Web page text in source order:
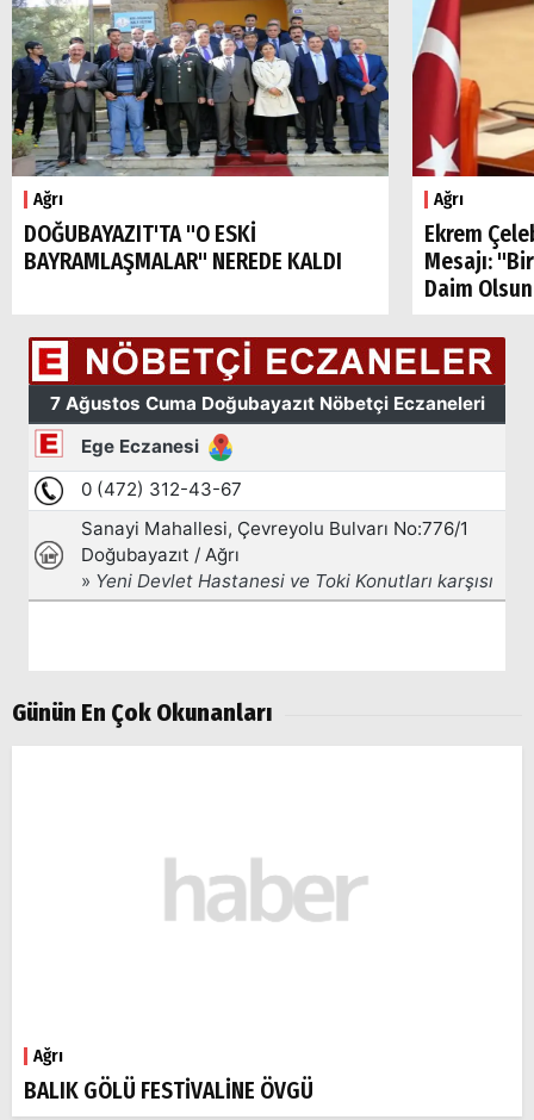
Ağrı
DOĞUBAYAZIT'TA "O ESKİ
BAYRAMLAŞMALAR" NEREDE KALDI
Ağrı
Ekrem
Mesajı:
Daim
Günün En Çok Okunanları
Ağrı
BALIK GÖLÜ FESTİVALİNE ÖVGÜ
Ağrı
Doğubayazıt